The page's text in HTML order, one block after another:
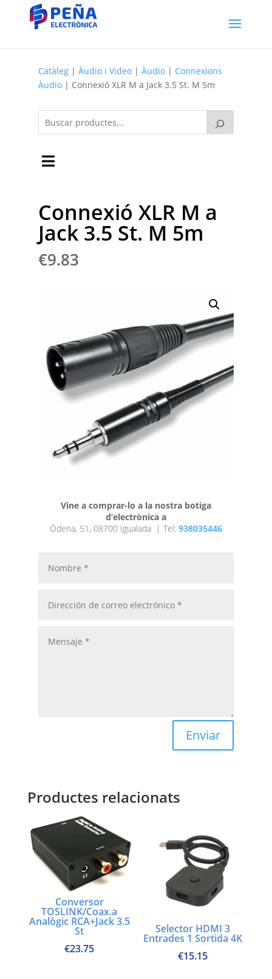
Catàleg| Àudio i Video| Àudio| Connexions
Àudio| Connexió XLR M a Jack 3.5 St. M 5m
Connexió XLR M a
Jack 3.5 St. M 5m
€9.83
Vine a comprar-lo a la nostra botiga
d’electrònica a
Òdena, 51, 08700 Igualada | Tel: 938035446
Enviar
Productes relacionats
Conversor
TOSLINK/Coax.a
Analògic RCA+Jack 3.5
St
€23.75
Selector HDMI 3
Entrades 1 Sortida 4K
€15.15